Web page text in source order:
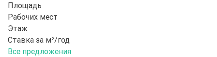
Площадь
Рабочих мест
Этаж
Ставка за м²/год
Все предложения